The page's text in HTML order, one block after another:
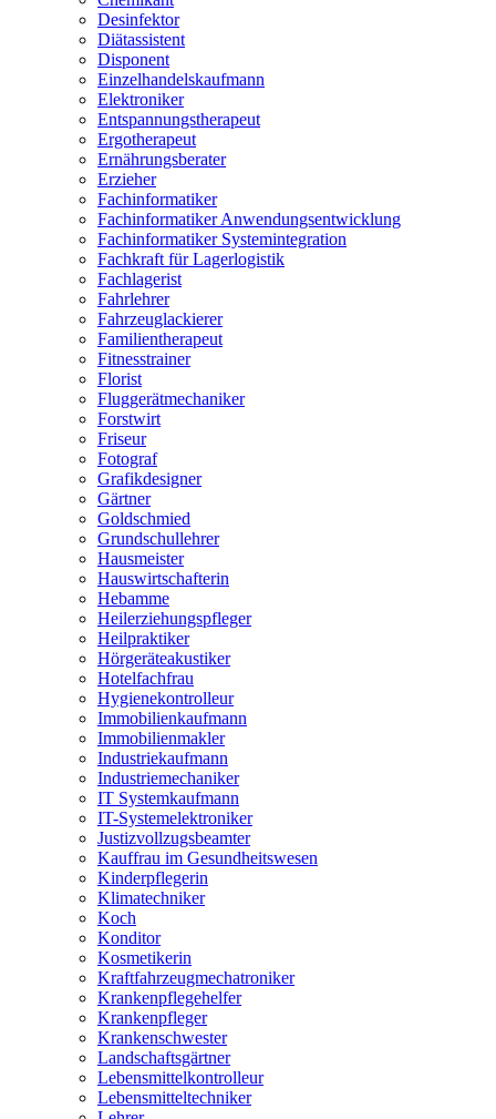
Desinfektor
Diätassistent
Disponent
Einzelhandelskaufmann
Elektroniker
Entspannungstherapeut
Ergotherapeut
Ernährungsberater
Erzieher
Fachinformatiker
Fachinformatiker Anwendungsentwicklung
Fachinformatiker Systemintegration
Fachkraft für Lagerlogistik
Fachlagerist
Fahrlehrer
Fahrzeuglackierer
Familientherapeut
Fitnesstrainer
Florist
Fluggerätmechaniker
Forstwirt
Friseur
Fotograf
Grafikdesigner
Gärtner
Goldschmied
Grundschullehrer
Hausmeister
Hauswirtschafterin
Hebamme
Heilerziehungspfleger
Heilpraktiker
Hörgeräteakustiker
Hotelfachfrau
Hygienekontrolleur
Immobilienkaufmann
Immobilienmakler
Industriekaufmann
Industriemechaniker
IT Systemkaufmann
IT-Systemelektroniker
Justizvollzugsbeamter
Kauffrau im Gesundheitswesen
Kinderpflegerin
Klimatechniker
Koch
Konditor
Kosmetikerin
Kraftfahrzeugmechatroniker
Krankenpflegehelfer
Krankenpfleger
Krankenschwester
Landschaftsgärtner
Lebensmittelkontrolleur
Lebensmitteltechniker